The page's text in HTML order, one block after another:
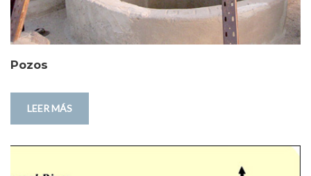
Pozos
LEER MÁS